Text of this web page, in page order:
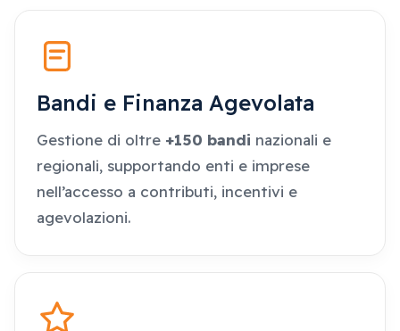
Bandi e Finanza Agevolata
Gestione di oltre +150 bandi nazionali e
regionali, supportando enti e imprese
nell’accesso a contributi, incentivi e
agevolazioni.